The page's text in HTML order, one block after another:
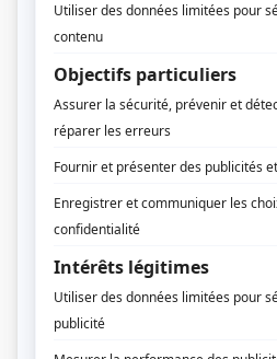
Musique
Normand Corbeil
Compagnie de production
Radio-Canada
Dates de diffusion
Du 5 janvier 2004 au 1 mars 2004